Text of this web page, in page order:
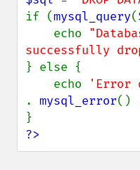
if (mysql_query(
    echo
successfully
} else {
    echo
. mysql_error()
?>